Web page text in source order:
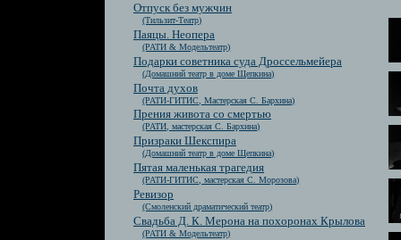
Отпуск без мужчин
(Тильзит-Театр)
Паяцы. Неопера
(РАТИ & Модельтеатр)
Подарки советника суда Дроссельмейера
(Домашний театр в доме Щепкина)
Почта духов
(РАТИ-ГИТИС, Мастерская С. Бархина)
Прения живота со смертью
(РАТИ, мастерская С. Бархина)
Призраки Шекспира
(Домашний театр в доме Щепкина)
Пятая маленькая трагедия
(РАТИ-ГИТИС, мастерская С. Морозова)
Ревизор
(Смоленский драматический театр)
Свадьба Д. К. Мерона на похоронах Крылова
(РАТИ & Модельтеатр)